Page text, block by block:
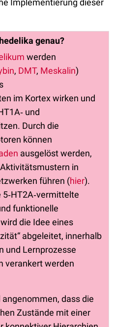
Implementierung dieser
genau?
werden
, DMT, Meskalin)
im Kortex wirken und
und
Durch die
können
ausgelöst werden,
in
führen (hier).
funktionelle
die Idee eines
abgeleitet, innerhalb
und Lernprozesse
verankert werden
dass die
Zustände mit einer